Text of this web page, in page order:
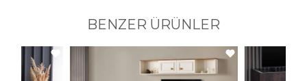
BENZER ÜRÜNLER